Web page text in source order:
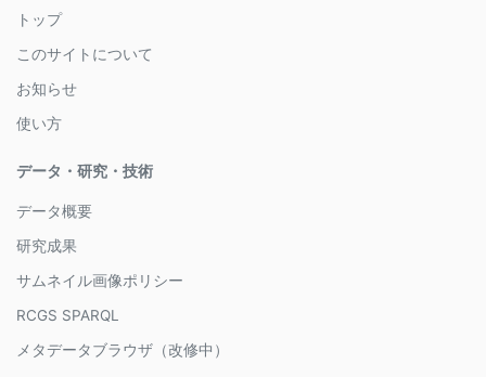
トップ
このサイトについて
お知らせ
使い方
データ・研究・技術
データ概要
研究成果
サムネイル画像ポリシー
RCGS SPARQL
メタデータブラウザ（改修中）